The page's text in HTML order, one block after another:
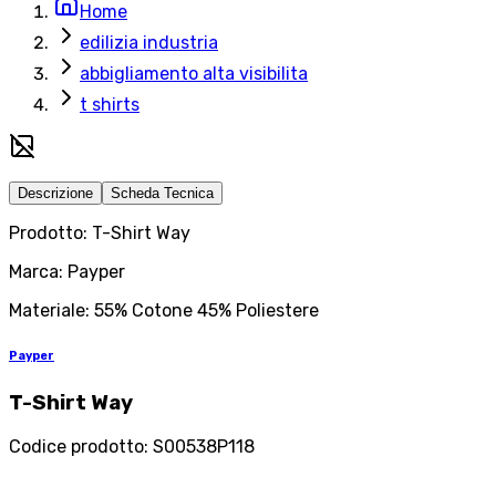
Home
edilizia industria
abbigliamento alta visibilita
t shirts
Descrizione Scheda Tecnica
Prodotto: T-Shirt Way
Marca: Payper
Materiale: 55% Cotone 45% Poliestere
Payper
T-Shirt Way
Codice prodotto: S00538P118